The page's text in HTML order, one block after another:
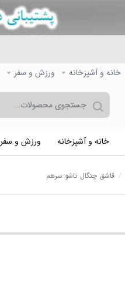
خانه و آشپزخانه ورزش و سفر
خانه و آشپزخانه ورزش و سفر
/ قاشق چنگال تاشو سرهم